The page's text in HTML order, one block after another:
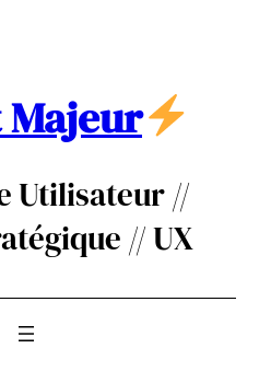
Utilisateur //
// UX